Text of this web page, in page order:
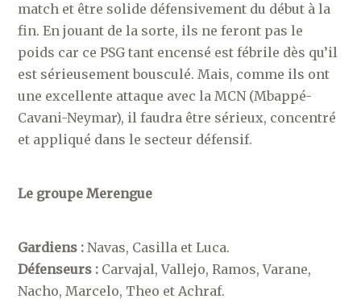
match et être solide défensivement du début à la
fin. En jouant de la sorte, ils ne feront pas le
poids car ce PSG tant encensé est fébrile dès qu’il
est sérieusement bousculé. Mais, comme ils ont
une excellente attaque avec la MCN (Mbappé-
Cavani-Neymar), il faudra être sérieux, concentré
et appliqué dans le secteur défensif.
Le groupe Merengue
Gardiens : Navas, Casilla et Luca.
Défenseurs : Carvajal, Vallejo, Ramos, Varane,
Nacho, Marcelo, Theo et Achraf.